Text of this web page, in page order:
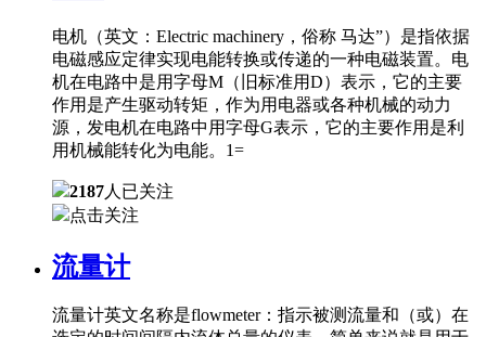
电机（英文：Electric machinery，俗称 马达”）是指依据
电磁感应定律实现电能转换或传递的一种电磁装置。电
机在电路中是用字母M（旧标准用D）表示，它的主要
作用是产生驱动转矩，作为用电器或各种机械的动力
源，发电机在电路中用字母G表示，它的主要作用是利
用机械能转化为电能。1=
2187人已关注
点击关注
流量计
流量计英文名称是flowmeter：指示被测流量和（或）在